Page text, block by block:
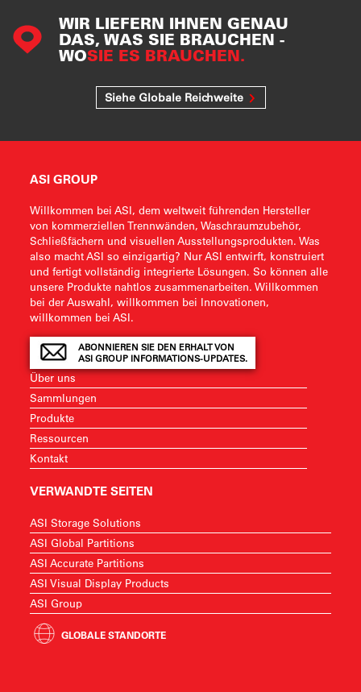
WIR LIEFERN IHNEN GENAU
DAS, WAS SIE BRAUCHEN -
WOSIE ES BRAUCHEN.
Siehe Globale Reichweite
ASI GROUP
Willkommen bei ASI, dem weltweit führenden Hersteller
von kommerziellen Trennwänden, Waschraumzubehör,
Schließfächern und visuellen Ausstellungsprodukten. Was
also macht ASI so einzigartig? Nur ASI entwirft, konstruiert
und fertigt vollständig integrierte Lösungen. So können alle
unsere Produkte nahtlos zusammenarbeiten. Willkommen
bei der Auswahl, willkommen bei Innovationen,
willkommen bei ASI.
ABONNIEREN SIE DEN ERHALT VON
ASI GROUP INFORMATIONS-UPDATES.
Über uns
Sammlungen
Produkte
Ressourcen
Kontakt
VERWANDTE SEITEN
ASI Storage Solutions
ASI Global Partitions
ASI Accurate Partitions
ASI Visual Display Products
ASI Group
GLOBALE STANDORTE